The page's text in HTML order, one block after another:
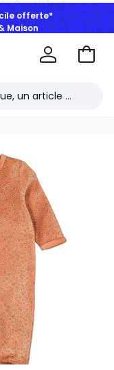
offerte*
Maison
Aller